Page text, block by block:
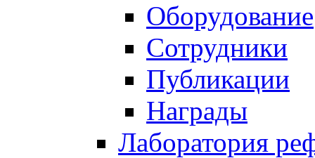
Оборудование
Сотрудники
Публикации
Награды
Лаборатория